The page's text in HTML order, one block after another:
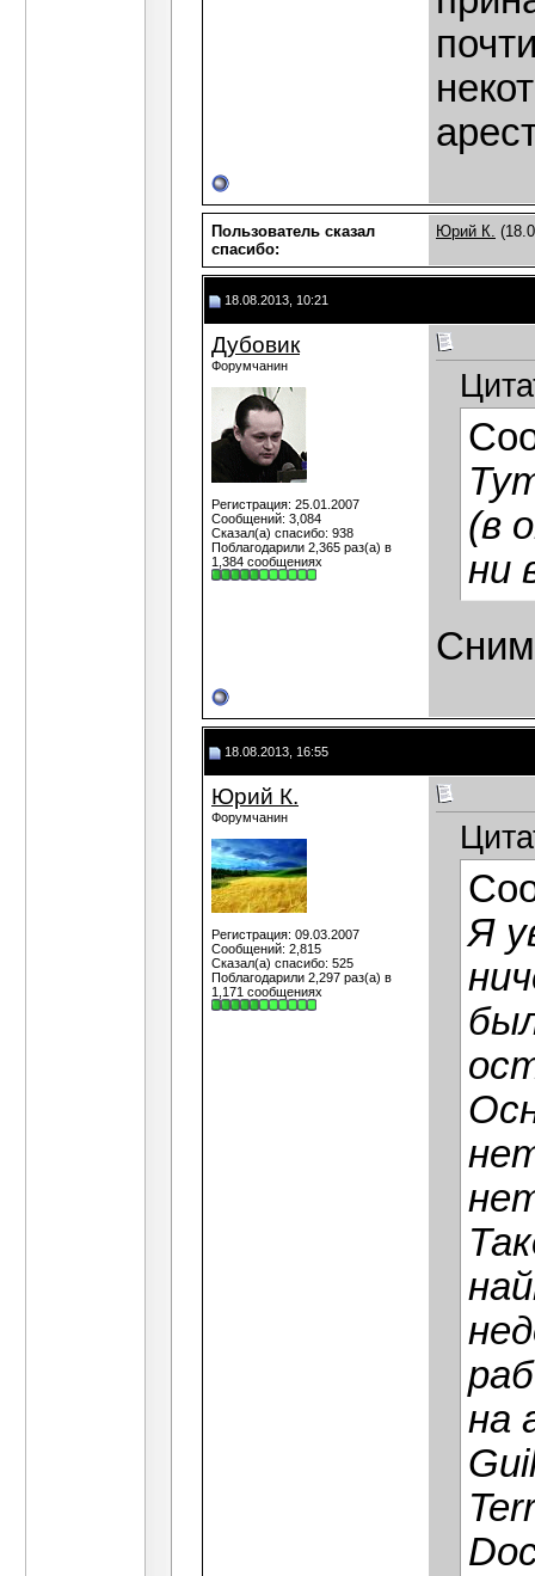
Пользователь сказал
cпасибо:
Юрий К.
18.08.2013, 10:21
Дубовик
Форумчанин
Регистрация: 25.01.2007
Сообщений: 3,084
Сказал(а) спасибо: 938
Поблагодарили 2,365 раз(а) в
1,384 сообщениях
(в
ни
18.08.2013, 16:55
Юрий К.
Форумчанин
Регистрация: 09.03.2007
Сообщений: 2,815
Сказал(а) спасибо: 525
Поблагодарили 2,297 раз(а) в
1,171 сообщениях
Я
на